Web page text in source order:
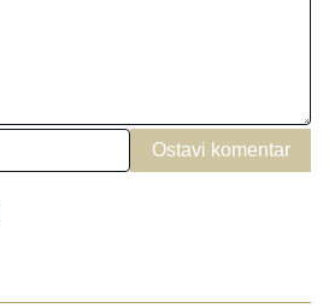
Ostavi komentar